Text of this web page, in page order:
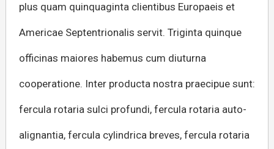
plus quam quinquaginta clientibus Europaeis et
Americae Septentrionalis servit. Triginta quinque
officinas maiores habemus cum diuturna
cooperatione. Inter producta nostra praecipue sunt:
​​fercula rotaria sulci profundi, fercula rotaria auto-
alignantia, fercula cylindrica breves, fercula rotaria